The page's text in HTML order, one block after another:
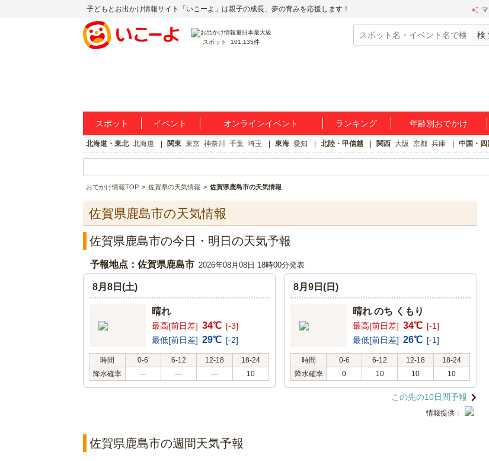
子どもとお出かけ情報サイト「いこーよ」は親子の成長、夢の育みを応援します！
スポット 101,135件
スポット イベント オンラインイベント ランキング 年齢別おでかけ
北海道・東北 北海道 関東 東京 神奈川 千葉 埼玉 東海 愛知 北陸・甲信越 関西 大阪 京都 兵庫 中国・四
おでかけ情報TOP 佐賀県の天気情報 佐賀県鹿島市の天気情報
佐賀県鹿島市の天気情報
佐賀県鹿島市の今日・明日の天気予報
予報地点：佐賀県鹿島市 2026年08月08日 18時00分発表
8月8日(土)
晴れ
最高[前日差] 34℃ [-3]
最低[前日差] 29℃ [-2]
時間 0-6 6-12 12-18
18-24
降水確率
--- --- --- 10
8月9日(日)
晴れ のち くもり
最高[前日差] 34℃ [-1]
最低[前日差] 26℃ [-1]
時間 0-6 6-12 12-18
18-24
降水確率
0 10 10 10
この先の10日間予報
情報提供：
佐賀県鹿島市の週間天気予報